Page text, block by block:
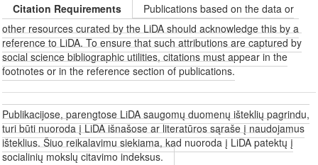
Citation Requirements
Publications based on the data or
other resources curated by the LiDA should acknowledge this by a
reference to LiDA. To ensure that such attributions are captured by
social science bibliographic utilities, citations must appear in the
footnotes or in the reference section of publications.
Publikacijose, parengtose LiDA saugomų duomenų išteklių pagrindu,
turi būti nuoroda į LiDA išnašose ar literatūros sąraše į naudojamus
išteklius. Šiuo reikalavimu siekiama, kad nuoroda į LiDA patektų į
socialinių mokslų citavimo indeksus.